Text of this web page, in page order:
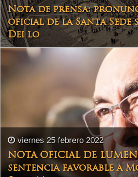
Nota de prensa:
oficial de la Santa Sede
Dei lo
viernes 25 febrero 2022
NOTA OFICIAL DE
sentencia favorable a